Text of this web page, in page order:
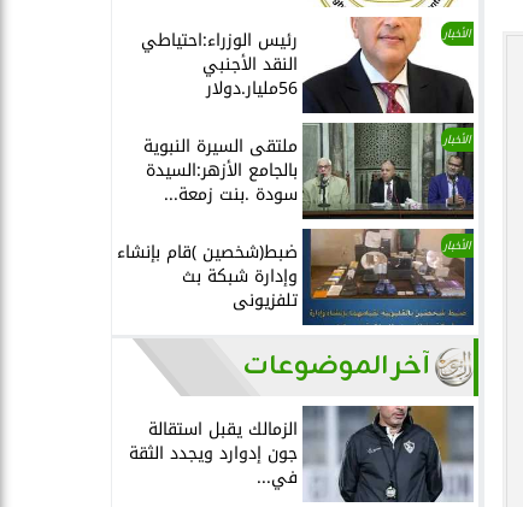
الأخبار رئيس الوزراء:احتياطي
النقد الأجنبي
56مليار.دولار
الأخبار ملتقى السيرة النبوية
بالجامع الأزهر:السيدة
سودة .بنت زمعة...
الأخبار ضبط(شخصين )قام بإنشاء
وإدارة شبكة بث
تلفزيونى
آخر الموضوعات
الزمالك يقبل استقالة
جون إدوارد ويجدد الثقة
في...